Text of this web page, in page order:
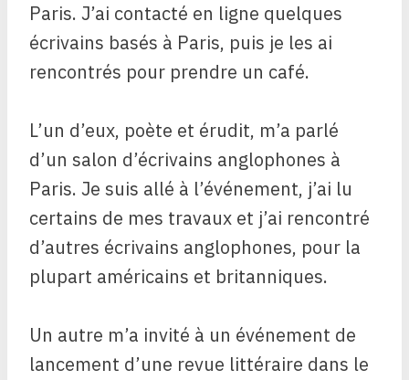
Paris. J’ai contacté en ligne quelques
écrivains basés à Paris, puis je les ai
rencontrés pour prendre un café.
L’un d’eux, poète et érudit, m’a parlé
d’un salon d’écrivains anglophones à
Paris. Je suis allé à l’événement, j’ai lu
certains de mes travaux et j’ai rencontré
d’autres écrivains anglophones, pour la
plupart américains et britanniques.
Un autre m’a invité à un événement de
lancement d’une revue littéraire dans le